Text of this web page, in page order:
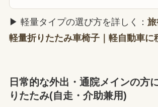
重量9kg・耐荷重80kg・座面幅40cm。